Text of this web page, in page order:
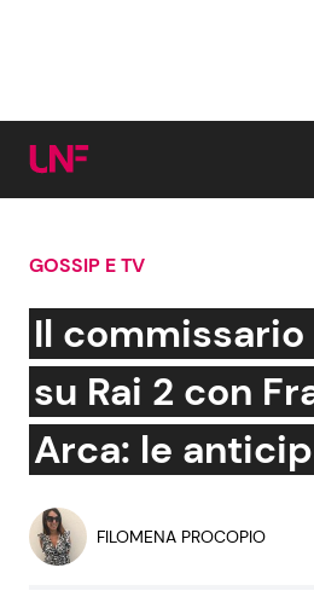
Cerca:
News e Cronaca
Attualità Italiana
Economia
GOSSIP E TV
Il commissario
su Rai 2 con
Arca: le
FILOMENA PROCOPIO